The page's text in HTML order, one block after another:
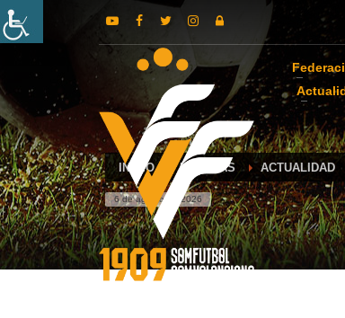
INICIO NOTICIAS ACTUALIDAD
6 de agosto de 2026